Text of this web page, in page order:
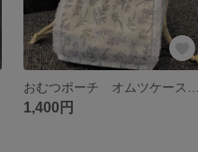
1,400円